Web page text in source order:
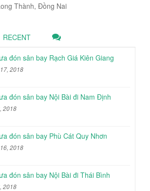
Thành, Đồng Nai
RECENT
đón sân bay Rạch Giá Kiên Giang
2018
đón sân bay Nội Bài đi Nam Định
2018
đón sân bay Phù Cát Quy Nhơn
2018
đón sân bay Nội Bài đi Thái Bình
2018